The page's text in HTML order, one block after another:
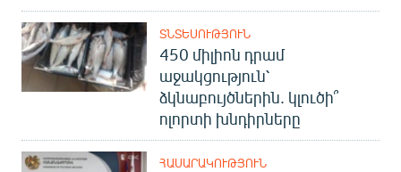
ՏՆՏԵՍՈՒԹՅՈՒՆ
450 միլիոն դրամ
աջակցություն՝
ձկնաբույծներին. կլուծի՞
ոլորտի խնդիրները
ՀԱՍԱՐԱԿՈՒԹՅՈՒՆ